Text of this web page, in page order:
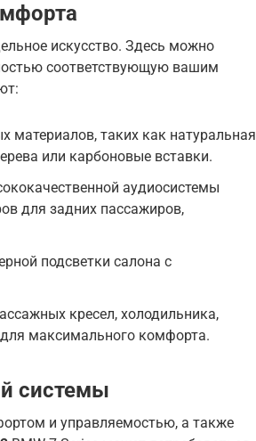
искусство. Здесь можно
соответствующую вашим
материалов, таких как натуральная
или карбоновые вставки.
аудиосистемы
для задних пассажиров,
подсветки салона с
кресел, холодильника,
максимального комфорта.
системы
и управляемостью, а также